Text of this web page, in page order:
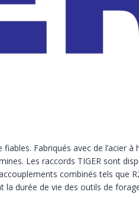
Fabriqués avec de l’acier à
Les raccords TIGER sont
combinés tels que
la durée de vie des outils de